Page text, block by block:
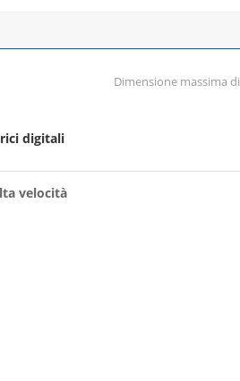
Dimensione massima di
digitali
velocità